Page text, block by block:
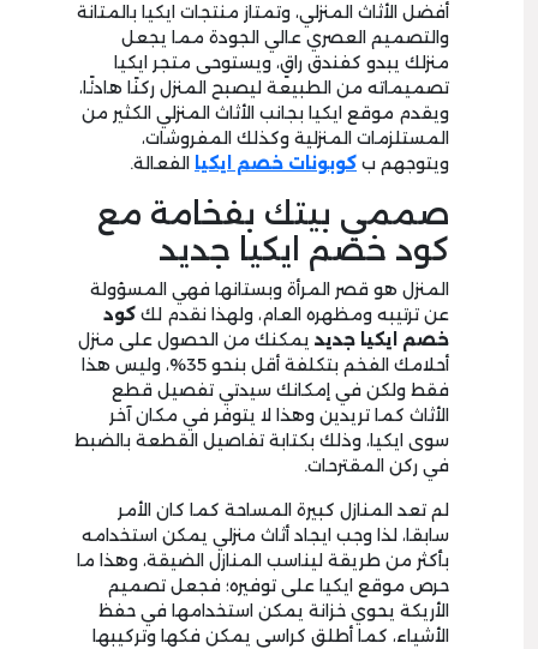
أفضل الأثاث المنزلي، وتمتاز منتجات ايكيا بالمتانة
والتصميم العصري عالي الجودة مما يجعل
منزلك يبدو كفندق راقٍ، ويستوحى متجر ايكيا
تصميماته من الطبيعة ليصبح المنزل ركنًا هادئًا،
ويقدم موقع ايكيا بجانب الأثاث المنزلي الكثير من
المستلزمات المنزلية وكذلك المفروشات،
ويتوجهم ب كوبونات خصم ايكيا الفعالة.
صممي بيتك بفخامة مع
كود خصم ايكيا جديد
المنزل هو قصر المرأة وبستانها فهي المسؤولة
عن ترتيبه ومظهره العام، ولهذا نقدم لك كود
خصم ايكيا جديد يمكنك من الحصول على منزل
أحلامك الفخم بتكلفة أقل بنحو 35%
، وليس هذا
فقط ولكن في إمكانك سيدتي تفصيل قطع
الأثاث كما تريدين وهذا لا يتوفر في مكان آخر
سوى ايكيا، وذلك بكتابة تفاصيل القطعة بالضبط
في ركن المقترحات.
لم تعد المنازل كبيرة المساحة كما كان الأمر
سابقا، لذا وجب ايجاد أثاث منزلي يمكن استخدامه
بأكثر من طريقة ليناسب المنازل الضيقة، وهذا ما
حرص موقع ايكيا على توفيره؛ فجعل تصميم
الأريكة يحوي خزانة يمكن استخدامها في حفظ
الأشياء، كما أطلق كراسي يمكن فكها وتركيبها